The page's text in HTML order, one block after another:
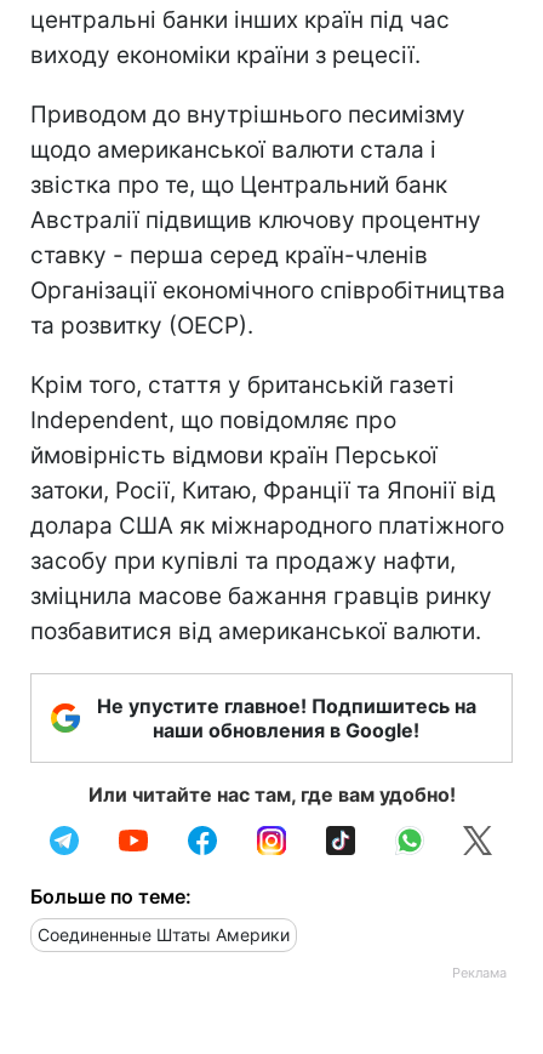
центральні банки інших країн під час
виходу економіки країни з рецесії.
Приводом до внутрішнього песимізму
щодо американської валюти стала і
звістка про те, що Центральний банк
Австралії підвищив ключову процентну
ставку - перша серед країн-членів
Організації економічного співробітництва
та розвитку (ОЕСР).
Крім того, стаття у британській газеті
Independent, що повідомляє про
ймовірність відмови країн Перської
затоки, Росії, Китаю, Франції та Японії від
долара США як міжнародного платіжного
засобу при купівлі та продажу нафти,
зміцнила масове бажання гравців ринку
позбавитися від американської валюти.
Не упустите главное! Подпишитесь на
наши обновления в Google!
Или читайте нас там, где вам удобно!
Больше по теме:
Соединенные Штаты Америки